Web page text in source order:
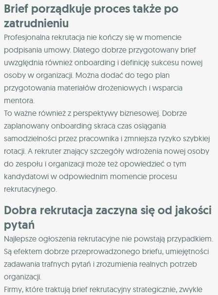
Brief porządkuje proces także po
zatrudnieniu
Profesjonalna rekrutacja nie kończy się w momencie
podpisania umowy. Dlatego dobrze przygotowany brief
uwzględnia również onboarding i definicję sukcesu nowej
osoby w organizacji. Można dodać do tego plan
przygotowania materiałów drożeniowych i wsparcia
mentora.
To ważne również z perspektywy biznesowej. Dobrze
zaplanowany onboarding skraca czas osiągania
samodzielności przez pracownika i zmniejsza ryzyko szybkiej
rotacji. A rekruter znający szczegóły wdrożenia nowej osoby
do zespołu i organizacji może też opowiedzieć o tym
kandydatowi w odpowiednim momencie procesu
rekrutacyjnego.
Dobra rekrutacja zaczyna się od jakości
pytań
Najlepsze ogłoszenia rekrutacyjne nie powstają przypadkiem.
Są efektem dobrze przeprowadzonego briefu, umiejętności
zadawania trafnych pytań i zrozumienia realnych potrzeb
organizacji.
Firmy, które traktują brief rekrutacyjny strategicznie, zwykle